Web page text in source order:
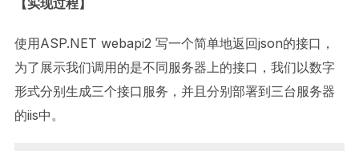
【实现过程】
使用ASP.NET webapi2 写一个简单地返回json的接口，
为了展示我们调用的是不同服务器上的接口，我们以数字
形式分别生成三个接口服务，并且分别部署到三台服务器
的iis中。